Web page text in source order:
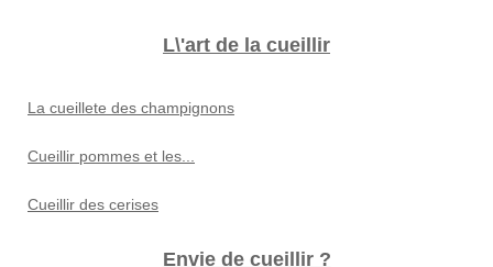
L\'art de la cueillir
La cueillete des champignons
Cueillir pommes et les...
Cueillir des cerises
Envie de cueillir ?